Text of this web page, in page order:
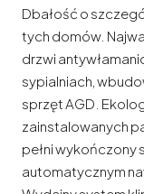
Dbałość o
tych domów.
drzwi
sypialniach,
sprzęt AGD.
zainstalowanych
pełni wykończony
automatycznym